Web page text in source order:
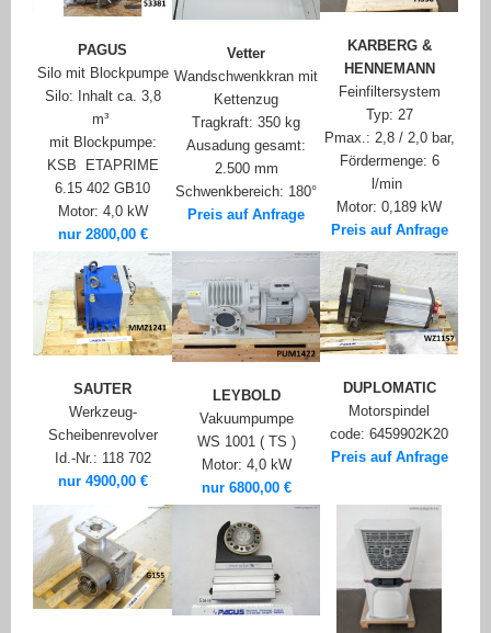
PAGUS
Silo mit Blockpumpe
Silo: Inhalt ca. 3,8
m³
mit Blockpumpe:
KSB ETAPRIME
6.15 402 GB10
Motor: 4,0 kW
nur 2800,00 €
Vetter
Wandschwenkkran mit
Kettenzug
Tragkraft: 350 kg
Ausadung gesamt:
2.500 mm
Schwenkbereich: 180°
Preis auf Anfrage
KARBERG &
HENNEMANN
Feinfiltersystem
Typ: 27
Pmax.: 2,8 / 2,0 bar,
Fördermenge: 6
l/min
Motor: 0,189 kW
Preis auf Anfrage
SAUTER
Werkzeug-
Scheibenrevolver
Id.-Nr.: 118 702
nur 4900,00 €
LEYBOLD
Vakuumpumpe
WS 1001 ( TS )
Motor: 4,0 kW
nur 6800,00 €
DUPLOMATIC
Motorspindel
code: 6459902K20
Preis auf Anfrage